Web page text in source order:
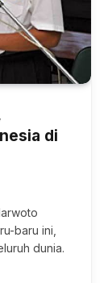
di
baru ini,
dunia.